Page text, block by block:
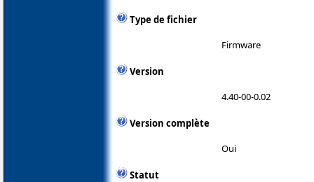
Type de fichier
Firmware
Version
4.40-00-0.02
Version complète
Oui
Statut